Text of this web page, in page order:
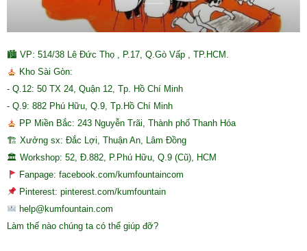
🏙 VP: 514/38 Lê Đức Thọ , P.17, Q.Gò Vấp , TP.HCM.
Kho Sài Gòn:
- Q.12: 50 TX 24, Quận 12, Tp. Hồ Chí Minh
- Q.9: 882 Phú Hữu, Q.9, Tp.Hồ Chí Minh
PP Miền Bắc: 243 Nguyễn Trãi, Thành phố Thanh Hóa
🏗 Xưởng sx: Đắc Lợi, Thuận An, Lâm Đồng
🏛 Workshop: 52, Đ.882, P.Phú Hữu, Q.9 (Cũ), HCM
Fanpage: facebook.com/kumfountaincom
Pinterest: pinterest.com/kumfountain
help@kumfountain.com
Làm thế nào chúng ta có thể giúp đỡ?